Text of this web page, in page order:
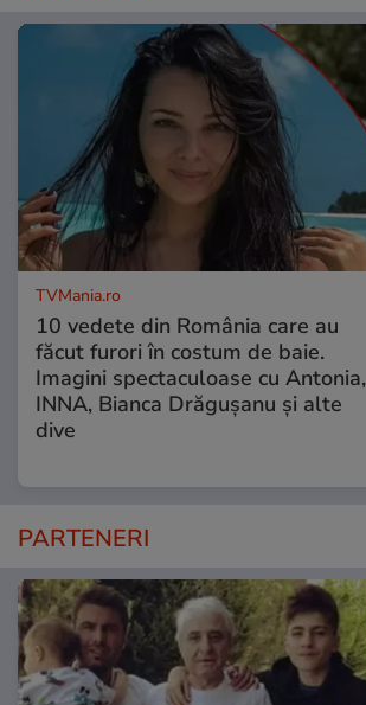
TVMania.ro
10 vedete din România care au
făcut furori în costum de baie.
Imagini spectaculoase cu Antonia,
INNA, Bianca Drăgușanu și alte
dive
PARTENERI